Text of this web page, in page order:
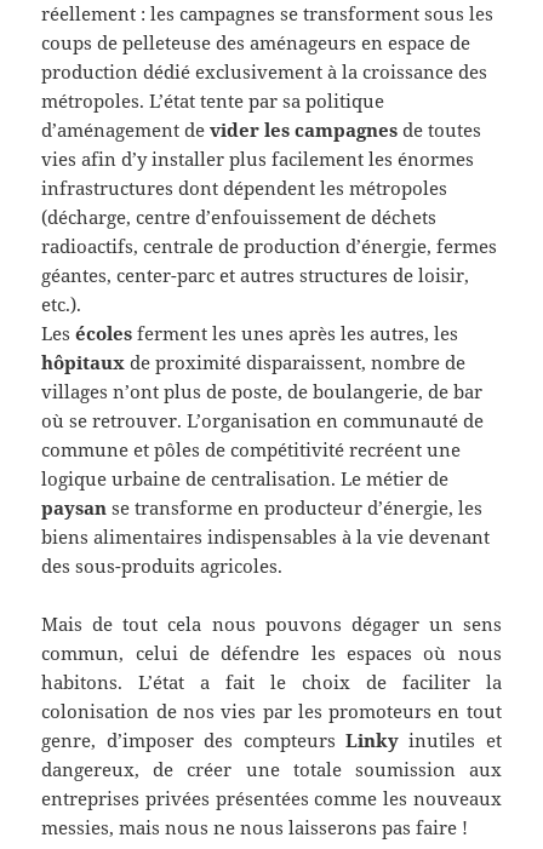
réellement : les campagnes se transforment sous les
coups de pelleteuse des aménageurs en espace de
production dédié exclusivement à la croissance des
métropoles. L’état tente par sa politique
d’aménagement devider les campagnes de toutes
vies afin d’y installer plus facilement les énormes
infrastructures dont dépendent les métropoles
(décharge, centre d’enfouissement de déchets
radioactifs, centrale de production d’énergie, fermes
géantes, center-parc et autres structures de loisir,
etc.).
Lesécoles ferment les unes après les autres, les
hôpitaux de proximité disparaissent, nombre de
villages n’ont plus de poste, de boulangerie, de bar
où se retrouver. L’organisation en communauté de
commune et pôles de compétitivité recréent une
logique urbaine de centralisation. Le métier de
paysan se transforme en producteur d’énergie, les
biens alimentaires indispensables à la vie devenant
des sous-produits agricoles.
Mais de tout cela nous pouvons dégager un sens
commun, celui de défendre les espaces où nous
habitons. L’état a fait le choix de faciliter la
colonisation de nos vies par les promoteurs en tout
genre, d’imposer des compteurs Linkyinutiles et
dangereux, de créer une totale soumission aux
entreprises privées présentées comme les nouveaux
messies, mais nous ne nous laisserons pas faire !